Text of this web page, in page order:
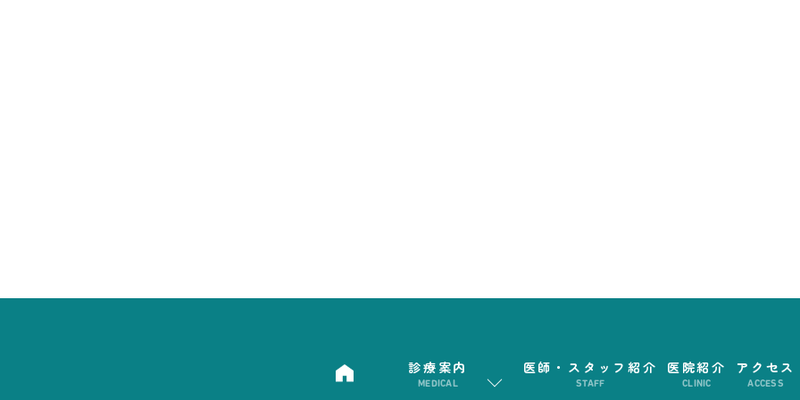
診療案内
MEDICAL
医師・スタッフ紹介
STAFF
医院紹介
CLINIC
アクセス
ACCESS